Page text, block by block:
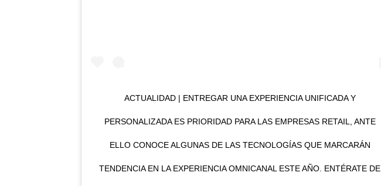
ACTUALIDAD | ENTREGAR UNA EXPERIENCIA UNIFICADA Y
PERSONALIZADA ES PRIORIDAD PARA LAS EMPRESAS RETAIL, ANTE
ELLO CONOCE ALGUNAS DE LAS TECNOLOGÍAS QUE MARCARÁN
TENDENCIA EN LA EXPERIENCIA OMNICANAL ESTE AÑO. ENTÉRATE DE